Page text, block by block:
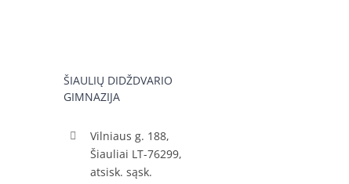
ŠIAULIŲ DIDŽDVARIO
GIMNAZIJA
Vilniaus g. 188,
Šiauliai LT-76299,
atsisk. sąsk.